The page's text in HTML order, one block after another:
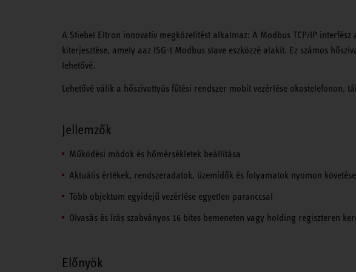
A Stiebel Eltron innovatív megközelítést alkalmaz: A Modbus TCP/IP interfész
kiterjesztése, amely aaz ISG-t Modbus slave eszközzé alakít. Ez számos
lehetővé.
Lehetővé válik a hőszivattyús fűtési rendszer mobil vezérlése okostelefonon,
Jellemzők
Működési módok és hőmérsékletek beállítása
Aktuális értékek, rendszeradatok, üzemidők és folyamatok nyomon követése
Több objektum egyidejű vezérlése egyetlen paranccsal
Olvasás és írás szabványos 16 bites bemeneten vagy holding regiszteren
Előnyök